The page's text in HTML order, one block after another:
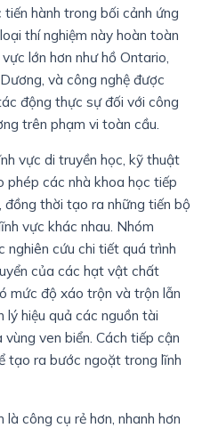
hành trong bối cảnh ứng
thí nghiệm này hoàn toàn
lớn hơn như hồ Ontario,
và công nghệ được
động thực sự đối với công
trên phạm vi toàn cầu.
vực di truyền học, kỹ thuật
phép các nhà khoa học tiếp
thời tạo ra những tiến bộ
vực khác nhau. Nhóm
nghiên cứu chi tiết quá trình
của các hạt vật chất
mức độ xáo trộn và trộn lẫn
hiệu quả các nguồn tài
ven biển. Cách tiếp cận
tạo ra bước ngoặt trong lĩnh
công cụ rẻ hơn, nhanh hơn